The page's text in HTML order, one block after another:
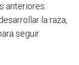
anteriores.
la raza,
seguir